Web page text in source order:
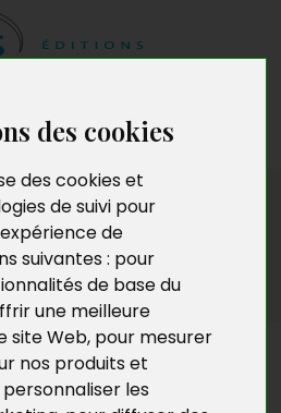
des cookies
des cookies et
de suivi pour
de
suivantes : pour
de base du
une meilleure
site Web, pour mesurer
nos produits et
les
génération